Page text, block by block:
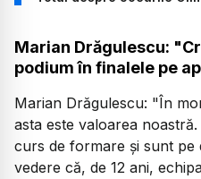
Marian Drăgulescu:
podium în finalele pe
Marian Drăgulescu: "În
asta este valoarea
curs de formare și sunt
vedere că, de 12 ani,